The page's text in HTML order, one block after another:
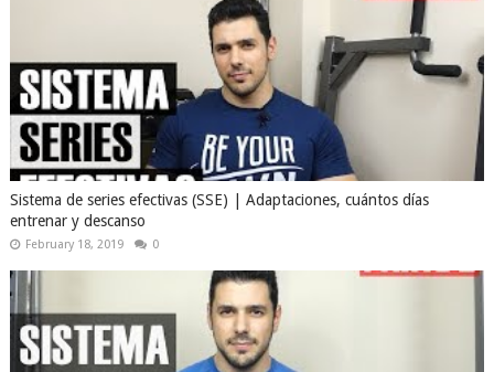
Sistema de series efectivas (SSE) | Adaptaciones, cuántos días
entrenar y descanso
February 18, 2019 0